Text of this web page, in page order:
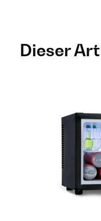
Dieser